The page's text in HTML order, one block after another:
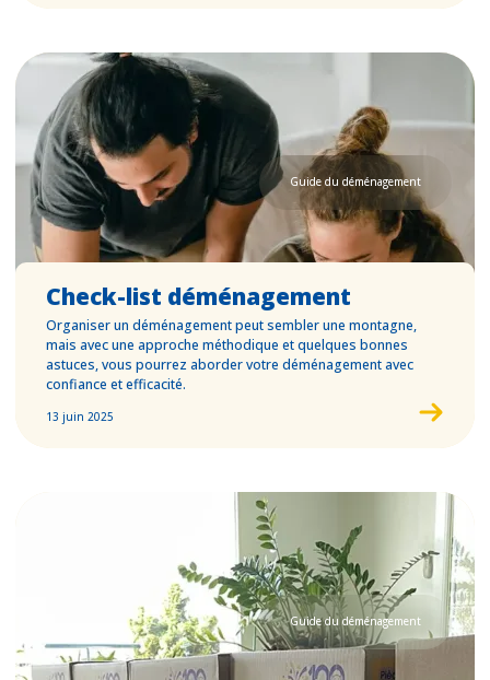
Guide du déménagement
Check-list déménagement
Organiser un déménagement peut sembler une montagne,
mais avec une approche méthodique et quelques bonnes
astuces, vous pourrez aborder votre déménagement avec
confiance et efficacité.
13 juin 2025
Guide du déménagement